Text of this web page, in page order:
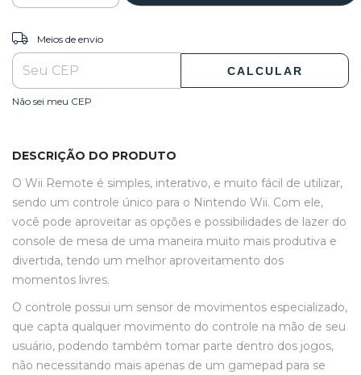
Entregas para o CEP:
Meios de envio
CALCULAR
Não sei meu CEP
DESCRIÇÃO DO PRODUTO
O Wii Remote é simples, interativo, e muito fácil de utilizar,
sendo um controle único para o Nintendo Wii. Com ele,
você pode aproveitar as opções e possibilidades de lazer do
console de mesa de uma maneira muito mais produtiva e
divertida, tendo um melhor aproveitamento dos
momentos livres.
O controle possui um sensor de movimentos especializado,
que capta qualquer movimento do controle na mão de seu
usuário, podendo também tomar parte dentro dos jogos,
não necessitando mais apenas de um gamepad para se